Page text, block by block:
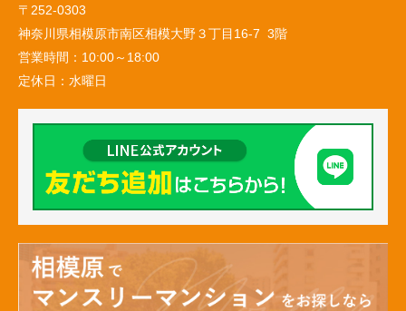
〒252-0303
神奈川県相模原市南区相模大野３丁目16-7 3階
営業時間： 10:00～18:00
定休日： 水曜日